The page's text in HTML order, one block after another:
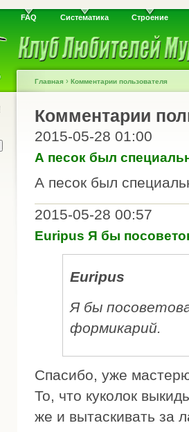
FAQ Систематика Строение
Главная › Комментарии пользователя
Комментарии
2015-05-28 01:00
А песок был
А песок был
2015-05-28 00:57
Euripus Я бы
Euripus
Я бы
формикарий.
Спасибо, уже
То, что куколок
же и вытаскивать за